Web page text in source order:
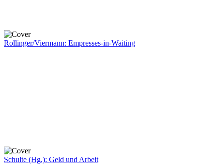
Rollinger/Viermann: Empresses-in-Waiting
Schulte (Hg.): Geld und Arbeit